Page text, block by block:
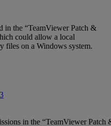
in the “TeamViewer Patch &
could allow a local
files on a Windows system.
in the “TeamViewer Patch